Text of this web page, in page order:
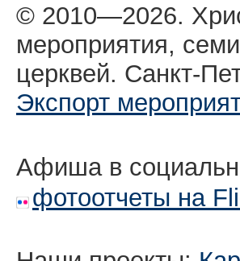
© 2010—2026.
мероприятия,
церквей. Санкт-
Экспорт
Афиша в
фотоотчеты на